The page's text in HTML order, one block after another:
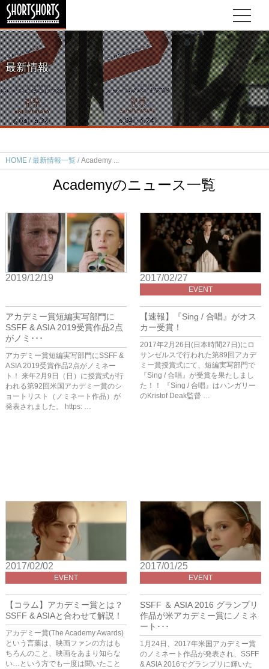
最新情報
HOME 最新情報一覧 Academy
Academyのニュース一覧
2019/12/19
アカデミー賞短編実写部門に
SSFF & ASIA 2019受賞作品2点
がノミ･･･
アカデミー賞短編実写部門にSSFF &
ASIA 2019受賞作品2点がノミネー
ト！ 来年2月9日（日）に授賞式が行
われる第92回米国アカデミー賞のシ
ョートリスト（ノミネート作品）が
発表されました。 https: …
2017/02/27
EVENT
【速報】『Sing / 合唱』がオス
カー受賞！
2017年2月26日(日本時間27日)にロ
サンゼルスで行われた第89回アカデ
ミー賞授賞式にて、短編実写部門で
『Sing / 合唱』が受賞を果たしまし
た！！ 『Sing / 合唱』はハンガリー
のKristof Deak監督 …
2017/02/02
EVENT
【コラム】アカデミー賞とは？
SSFF & ASIAと合わせて解説！
アカデミー賞(The Academy Awards)
という言葉は、映画ファンの方はも
ちろんのこと、映画をあまり知らな
い…という方でも一度は聞いたこと
2017/01/25
EVENT
SSFF ＆ ASIA 2016 グランプリ
作品が米アカデミー賞にノミネ
ート･･･
1月24日、2017年米国アカデミー賞
のノミネート作品が発表され、SSFF
& ASIA 2016でグランプリに輝いた